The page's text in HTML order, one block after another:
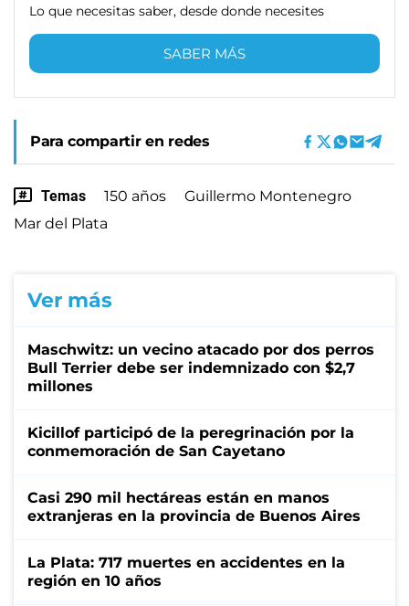
Lo que necesitas saber, desde donde necesites
SABER MÁS
Para compartir en redes
Temas 150 años
Guillermo Montenegro
Mar del Plata
Ver más
Maschwitz: un vecino atacado por dos perros
Bull Terrier debe ser indemnizado con $2,7
millones
Kicillof participó de la peregrinación por la
conmemoración de San Cayetano
Casi 290 mil hectáreas están en manos
extranjeras en la provincia de Buenos Aires
La Plata: 717 muertes en accidentes en la
región en 10 años